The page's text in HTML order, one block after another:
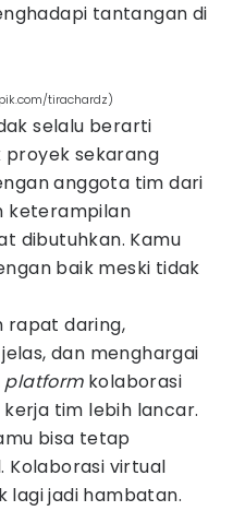
tantangan di
tirachardz)
selalu berarti
proyek sekarang
anggota tim dari
keterampilan
dibutuhkan. Kamu
baik meski tidak
rapat daring,
dan menghargai
platformkolaborasi
tim lebih lancar.
bisa tetap
Kolaborasi virtual
lagi jadi hambatan.